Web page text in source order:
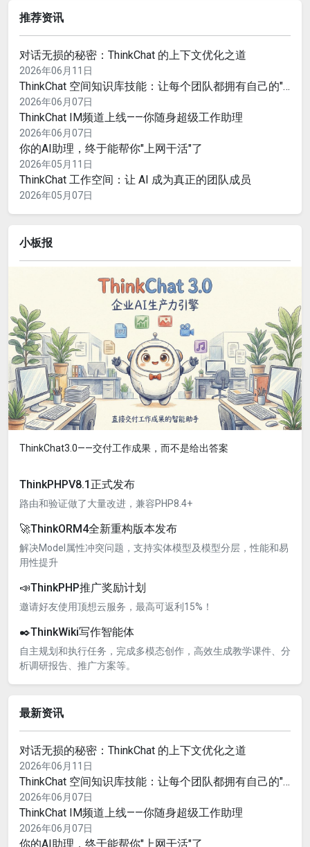
推荐资讯
对话无损的秘密：ThinkChat 的上下文优化之道
2026年06月11日
ThinkChat 空间知识库技能：让每个团队都拥有自己的"企业大脑"
2026年06月07日
ThinkChat IM频道上线——你随身超级工作助理
2026年06月07日
你的AI助理，终于能帮你"上网干活"了
2026年05月11日
ThinkChat 工作空间：让 AI 成为真正的团队成员
2026年05月07日
小板报
ThinkChat3.0——交付工作成果，而不是给出答案
ThinkPHPV8.1正式发布
路由和验证做了大量改进，兼容PHP8.4+
🚀ThinkORM4全新重构版本发布
解决Model属性冲突问题，支持实体模型及模型分层，性能和易
用性提升
📣ThinkPHP推广奖励计划
邀请好友使用顶想云服务，最高可返利15%！
✒️ThinkWiki写作智能体
自主规划和执行任务，完成多模态创作，高效生成教学课件、分
析调研报告、推广方案等。
最新资讯
对话无损的秘密：ThinkChat 的上下文优化之道
2026年06月11日
ThinkChat 空间知识库技能：让每个团队都拥有自己的"企业大脑"
2026年06月07日
ThinkChat IM频道上线——你随身超级工作助理
2026年06月07日
你的AI助理，终于能帮你"上网干活"了